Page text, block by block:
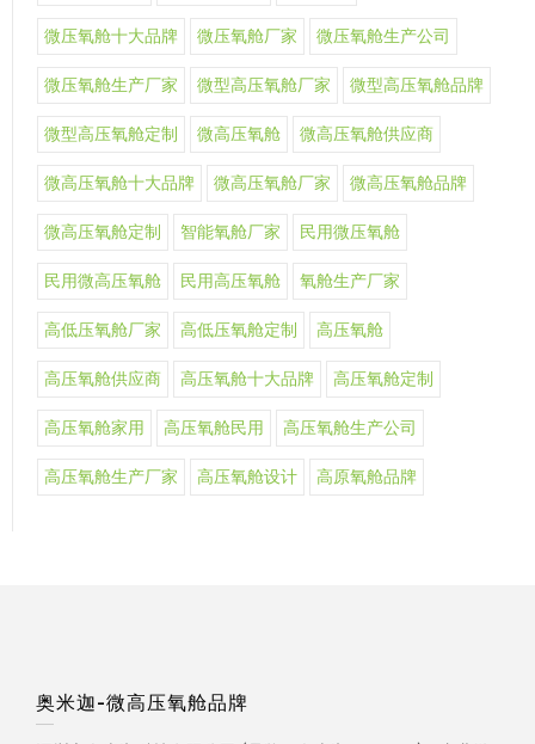
微压氧舱十大品牌 微压氧舱厂家 微压氧舱生产公司
微压氧舱生产厂家 微型高压氧舱厂家 微型高压氧舱品牌
微型高压氧舱定制 微高压氧舱 微高压氧舱供应商
微高压氧舱十大品牌 微高压氧舱厂家 微高压氧舱品牌
微高压氧舱定制 智能氧舱厂家 民用微压氧舱
民用微高压氧舱 民用高压氧舱 氧舱生产厂家
高低压氧舱厂家 高低压氧舱定制 高压氧舱
高压氧舱供应商 高压氧舱十大品牌 高压氧舱定制
高压氧舱家用 高压氧舱民用 高压氧舱生产公司
高压氧舱生产厂家 高压氧舱设计 高原氧舱品牌
奥米迦-微高压氧舱品牌